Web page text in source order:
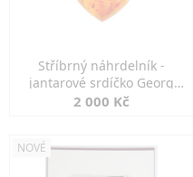
Stříbrný náhrdelník -
jantarové srdíčko Georg
Kramer
2 000 Kč
NOVÉ